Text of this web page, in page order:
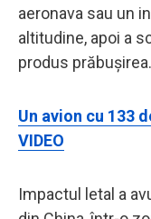
aeronava sau un
altitudine, apoi a
produs prăbușirea.
Un avion cu 133
VIDEO
Impactul letal a